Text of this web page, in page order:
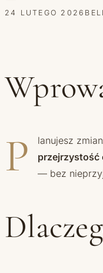
24 LUTEGO 2026
P
lanujesz
przejrzystość
— bez